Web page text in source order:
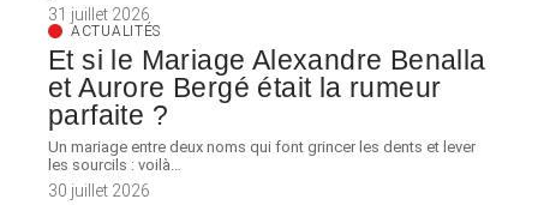
31 juillet 2026
ACTUALITÉS
Et si le Mariage Alexandre Benalla
et Aurore Bergé était la rumeur
parfaite ?
Un mariage entre deux noms qui font grincer les dents et lever
les sourcils : voilà
30 juillet 2026